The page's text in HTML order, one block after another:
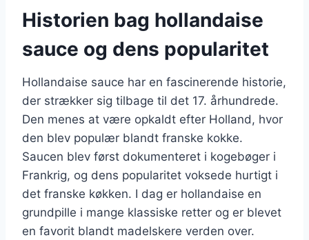
Historien bag hollandaise
sauce og dens popularitet
Hollandaise sauce har en fascinerende historie,
der strækker sig tilbage til det 17. århundrede.
Den menes at være opkaldt efter Holland, hvor
den blev populær blandt franske kokke.
Saucen blev først dokumenteret i kogebøger i
Frankrig, og dens popularitet voksede hurtigt i
det franske køkken. I dag er hollandaise en
grundpille i mange klassiske retter og er blevet
en favorit blandt madelskere verden over.